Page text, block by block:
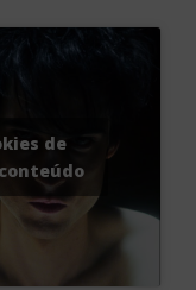
de